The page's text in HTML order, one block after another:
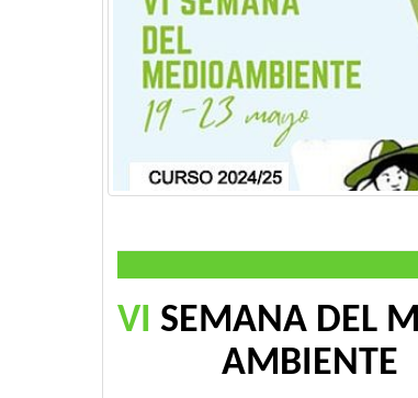
VI SEMANA DEL
AMBIENTE